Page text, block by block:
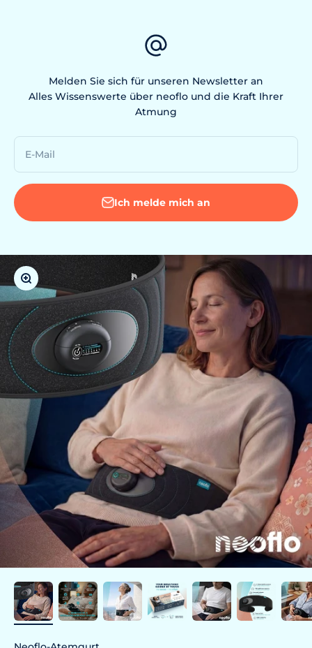
Melden Sie sich für unseren Newsletter an
Alles Wissenswerte über neoflo und die Kraft Ihrer
Atmung
E-Mail
Ich melde mich an
Bild vergrößern